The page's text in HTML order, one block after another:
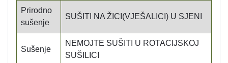
Prirodno
sušenje
SUŠITI NA ŽICI(VJEŠALICI) U SJENI
Sušenje
NEMOJTE SUŠITI U ROTACIJSKOJ
SUŠILICI